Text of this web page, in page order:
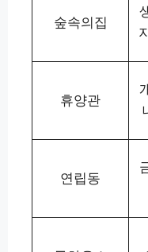
숲속의집
휴양관
연립동